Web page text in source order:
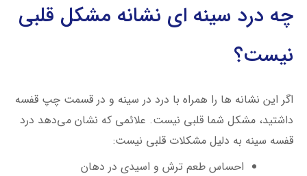
چه درد سینه ای نشانه مشکل قلبی
نیست؟
اگر این نشانه ها را همراه با درد در سینه و در قسمت چپ قفسه
داشتید، مشکل شما قلبی نیست. علائمی که نشان می‌دهد درد
قفسه سینه به ‌دلیل مشکلات قلبی نیست:
احساس طعم ترش و اسیدی در دهان